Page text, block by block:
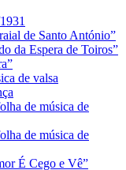
de Santo António”
da Espera de Toiros”
de valsa
de música de
de música de
É Cego e Vê”